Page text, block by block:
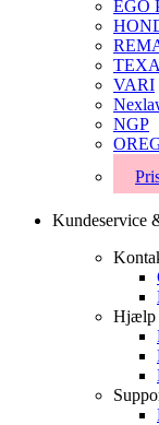
EGO
VARI
NGP
Kundeservice
Hjælp